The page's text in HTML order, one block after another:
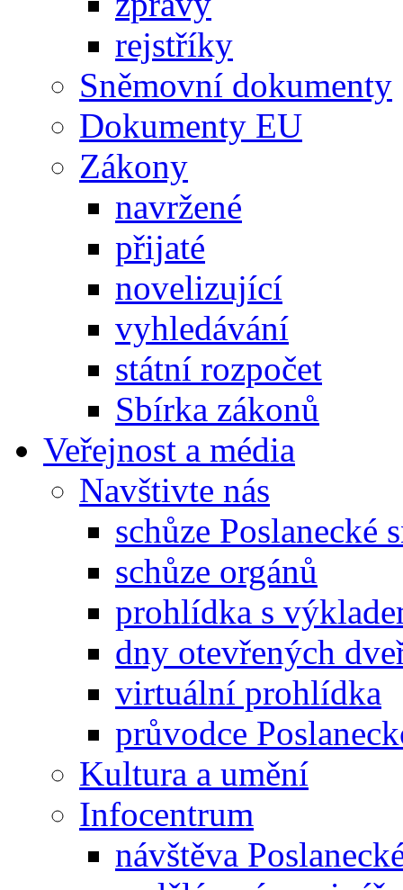
rejstříky
Sněmovní dokumenty
Dokumenty EU
Zákony
navržené
přijaté
novelizující
vyhledávání
státní rozpočet
Sbírka zákonů
Veřejnost a média
Navštivte nás
schůze Poslanecké
schůze orgánů
prohlídka s
dny otevřených
virtuální prohlídka
průvodce
Kultura a umění
Infocentrum
návštěva